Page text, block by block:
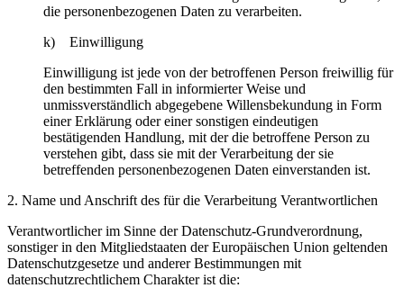
die personenbezogenen Daten zu verarbeiten.
k) Einwilligung
Einwilligung ist jede von der betroffenen Person freiwillig für
den bestimmten Fall in informierter Weise und
unmissverständlich abgegebene Willensbekundung in Form
einer Erklärung oder einer sonstigen eindeutigen
bestätigenden Handlung, mit der die betroffene Person zu
verstehen gibt, dass sie mit der Verarbeitung der sie
betreffenden personenbezogenen Daten einverstanden ist.
2. Name und Anschrift des für die Verarbeitung Verantwortlichen
Verantwortlicher im Sinne der Datenschutz-Grundverordnung,
sonstiger in den Mitgliedstaaten der Europäischen Union geltenden
Datenschutzgesetze und anderer Bestimmungen mit
datenschutzrechtlichem Charakter ist die: